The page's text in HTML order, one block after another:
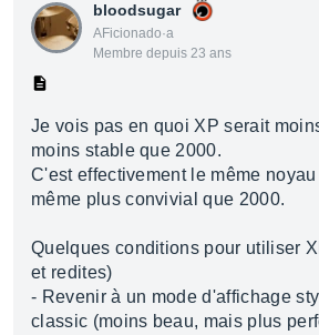
bloodsugar
AFicionado·a
Membre depuis 23 ans
Je vois pas en quoi XP serait
moins stable que 2000.
C'est effectivement le même
même plus convivial que 2000.
Quelques conditions pour utiliser
et redites)
- Revenir à un mode d'affichage
classic (moins beau, mais plus